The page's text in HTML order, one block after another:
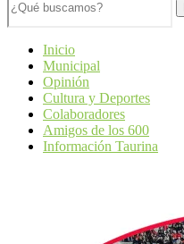
Inicio
Municipal
Opinión
Cultura y Deportes
Colaboradores
Amigos de los 600
Información Taurina